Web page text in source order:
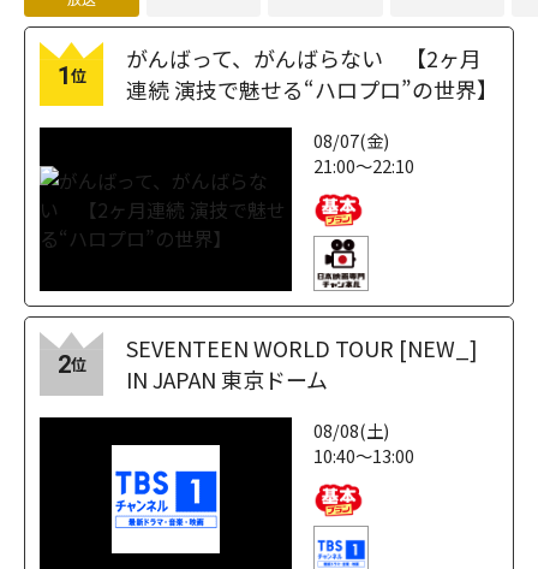
1位
がんばって、がんばらない 【2ヶ月
連続 演技で魅せる“ハロプロ”の世界】
08/07(金)
21:00～22:10
2位
SEVENTEEN WORLD TOUR [NEW_]
IN JAPAN 東京ドーム
08/08(土)
10:40～13:00